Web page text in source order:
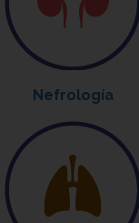
Nefrología